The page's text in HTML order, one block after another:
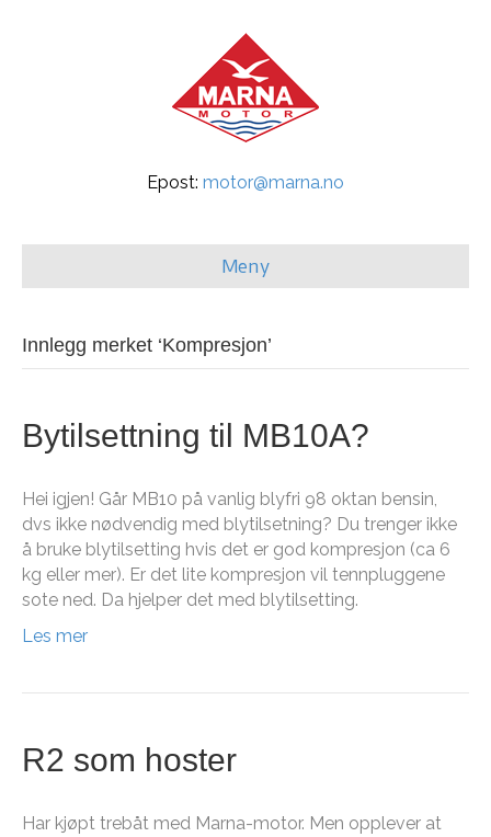
Epost: motor@marna.no
Meny
Innlegg merket ‘Kompresjon’
Bytilsettning til MB10A?
Hei igjen! Går MB10 på vanlig blyfri 98 oktan bensin,
dvs ikke nødvendig med blytilsetning? Du trenger ikke
å bruke blytilsetting hvis det er god kompresjon (ca 6
kg eller mer). Er det lite kompresjon vil tennpluggene
sote ned. Da hjelper det med blytilsetting.
Les mer
R2 som hoster
Har kjøpt trebåt med Marna-motor. Men opplever at